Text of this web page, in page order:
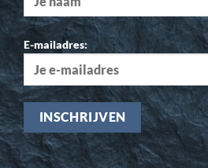
E-mailadres: